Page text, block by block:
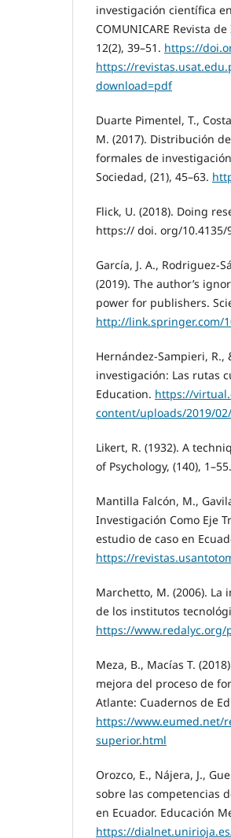
investigación científica
COMUNICARE Revista
12(2), 39–51. https://
https://
download=pdf
Duarte Pimentel, T.,
M. (2017). Distribución
formales de
Sociedad, (21), 45–63.
Flick, U. (2018). Doing
https:// doi. org/10.4135/
García, J. A., Rodriguez-
(2019). The author’s
power for publishers.
http://link.springer.com/
Hernández-Sampieri, R.,
investigación: Las rutas
Education. https://
content/uploads/2019/
Likert, R. (1932). A
of Psychology, (140), 1–55.
Mantilla Falcón, M.,
Investigación Como Eje
estudio de caso en
https://
Marchetto, M. (2006).
de los institutos
https://www.redalyc.org/
Meza, B., Macías T.
mejora del proceso de
Atlante: Cuadernos de
https://www.eumed.net/
superior.html
Orozco, E., Nájera, J.,
sobre las competencias
en Ecuador. Educación
https://